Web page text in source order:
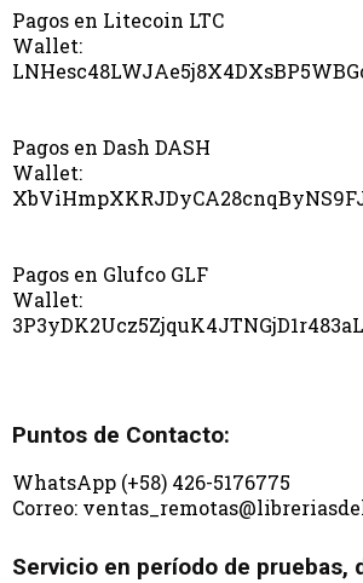
Pagos en Litecoin LTC
Wallet:
Pagos en Dash DASH
Wallet:
Pagos en Glufco GLF
Wallet:
Puntos de Contacto:
WhatsApp (+58) 426-5176775
Correo:
Servicio en período de pruebas,